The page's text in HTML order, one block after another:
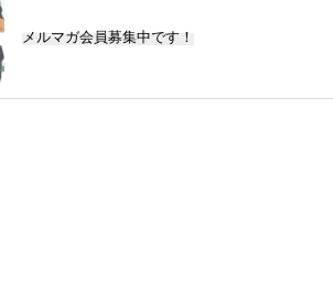
メルマガ会員募集中です！